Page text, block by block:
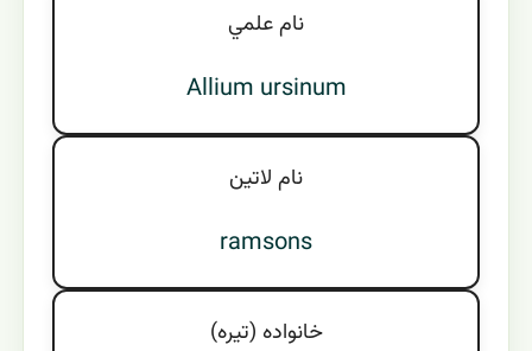
نام علمي
Allium ursinum
نام لاتين
ramsons
خانواده (تيره)